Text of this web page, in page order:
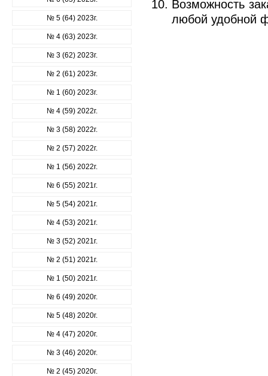
№ 5 (64) 2023г.
№ 4 (63) 2023г.
№ 3 (62) 2023г.
№ 2 (61) 2023г.
№ 1 (60) 2023г.
№ 4 (59) 2022г.
№ 3 (58) 2022г.
№ 2 (57) 2022г.
№ 1 (56) 2022г.
№ 6 (55) 2021г.
№ 5 (54) 2021г.
№ 4 (53) 2021г.
№ 3 (52) 2021г.
№ 2 (51) 2021г.
№ 1 (50) 2021г.
№ 6 (49) 2020г.
№ 5 (48) 2020г.
№ 4 (47) 2020г.
№ 3 (46) 2020г.
№ 2 (45) 2020г.
Возможность
любой удобной